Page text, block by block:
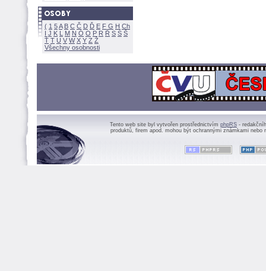
( 1 5A B C Č D Ď E F G H Ch
I J K L M N Ó O P R Ř S Ś
Ť T U V W X Y Z
Všechny osobnosti
Tento web site byl vytvořen prostřednictvím phpRS -
produktů, firem apod. mohou být ochrannými známkami